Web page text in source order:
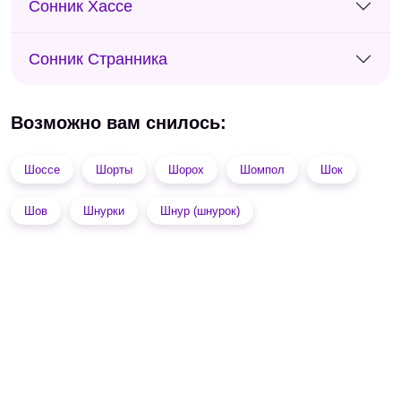
Сонник Хассе
Сонник Странника
Возможно вам снилось:
Шоссе Шорты Шорох Шомпол Шок
Шов Шнурки Шнур (шнурок)